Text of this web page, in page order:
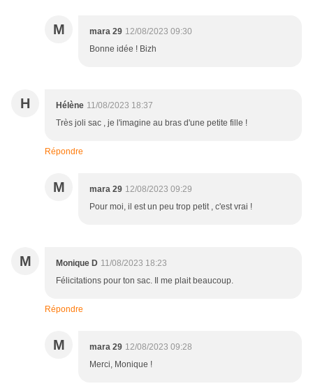
M mara 29 12/08/2023 09:30
Bonne idée ! Bizh
H Hélène 11/08/2023 18:37
Très joli sac , je l'imagine au bras d'une petite fille !
Répondre
M mara 29 12/08/2023 09:29
Pour moi, il est un peu trop petit , c'est vrai !
M Monique D 11/08/2023 18:23
Félicitations pour ton sac. Il me plait beaucoup.
Répondre
M mara 29 12/08/2023 09:28
Merci, Monique !